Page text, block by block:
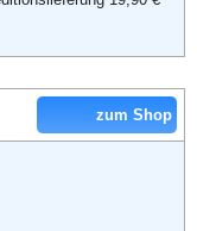
zum Shop